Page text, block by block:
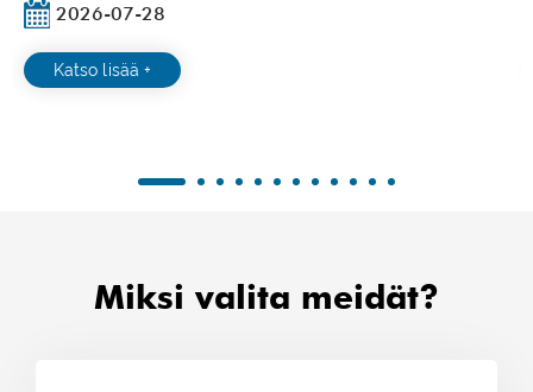
2026-07-28
Katso lisää +
Miksi valita meidät?